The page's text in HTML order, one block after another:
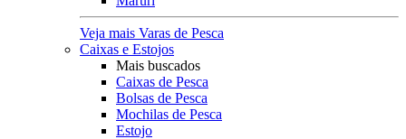
Veja mais Varas de Pesca
Caixas e Estojos
Mais buscados
Caixas de Pesca
Bolsas de Pesca
Mochilas de Pesca
Estojo